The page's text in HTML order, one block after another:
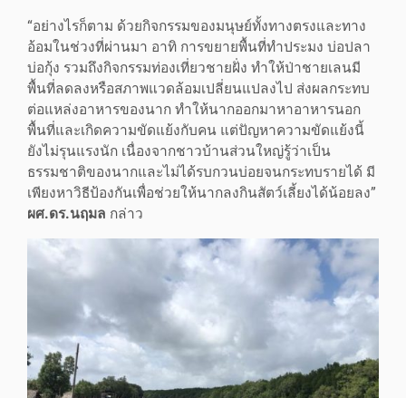
“อย่างไรก็ตาม ด้วยกิจกรรมของมนุษย์ทั้งทางตรงและทาง
อ้อมในช่วงที่ผ่านมา อาทิ การขยายพื้นที่ทำประมง บ่อปลา
บ่อกุ้ง รวมถึงกิจกรรมท่องเที่ยวชายฝั่ง ทำให้ป่าชายเลนมี
พื้นที่ลดลงหรือสภาพแวดล้อมเปลี่ยนแปลงไป ส่งผลกระทบ
ต่อแหล่งอาหารของนาก ทำให้นากออกมาหาอาหารนอก
พื้นที่และเกิดความขัดแย้งกับคน แต่ปัญหาความขัดแย้งนี้
ยังไม่รุนแรงนัก เนื่องจากชาวบ้านส่วนใหญ่รู้ว่าเป็น
ธรรมชาติของนากและไม่ได้รบกวนบ่อยจนกระทบรายได้ มี
เพียงหาวิธีป้องกันเพื่อช่วยให้นากลงกินสัตว์เลี้ยงได้น้อยลง”
ผศ.ดร.นฤมล กล่าว